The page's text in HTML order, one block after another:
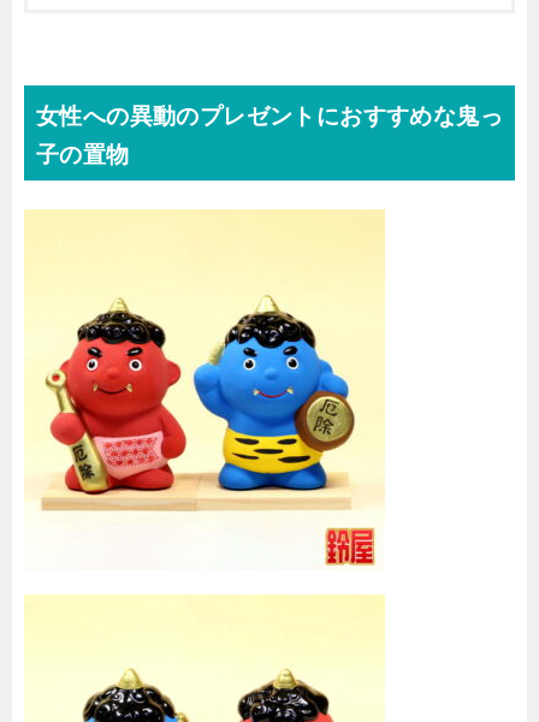
女性への異動のプレゼントにおすすめな鬼っ
子の置物